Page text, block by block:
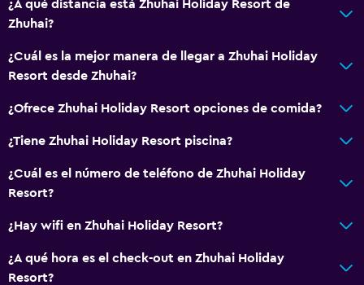
¿A qué distancia está Zhuhai Holiday Resort de
Zhuhai?
¿Cuál es la mejor manera de llegar a Zhuhai Holiday
Resort desde Zhuhai?
¿Ofrece Zhuhai Holiday Resort opciones de comida?
¿Tiene Zhuhai Holiday Resort piscina?
¿Cuál es el número de teléfono de Zhuhai Holiday
Resort?
¿Hay wifi en Zhuhai Holiday Resort?
¿A qué hora es el check-out en Zhuhai Holiday
Resort?